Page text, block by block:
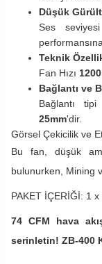
Düşük
Ses
Teknik
Fan Hızı
Bağlantı ve
Bağlantı tipi
25mm'dir.
Görsel Çekicilik ve
Bu fan, düşük
bulunurken, Mining
PAKET İÇERİĞİ: 1
74 CFM hava
serinletin! ZB-400